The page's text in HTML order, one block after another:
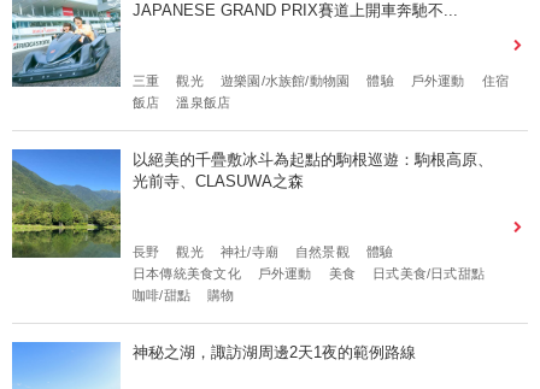
JAPANESE GRAND PRIX賽道上開車奔馳不...
三重 觀光 遊樂園/水族館/動物園 體驗 戶外運動
住宿
飯店
溫泉飯店
以絕美的千疊敷冰斗為起點的駒根巡遊：駒根高原、
光前寺、CLASUWA之森
長野 觀光 神社/寺廟 自然景觀
體驗
日本傳統美食文化
戶外運動 美食
日式美食/日式甜點
咖啡/甜點
購物
神秘之湖，諏訪湖周邊2天1夜的範例路線